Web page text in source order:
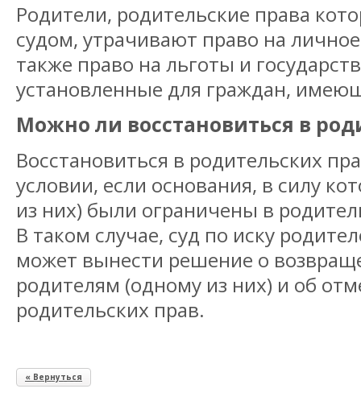
Родители, родительские права
судом, утрачивают право на
также право на льготы и
установленные для граждан,
Можно ли восстановиться в
Восстановиться в родительских
условии, если основания, в силу
из них) были ограничены в
В таком случае, суд по иску
может вынести решение о
родителям (одному из них) и об
родительских прав.
« Вернуться